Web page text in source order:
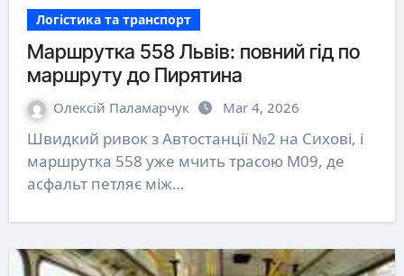
Логістика та транспорт
Маршрутка 558 Львів: повний гід по
маршруту до Пирятина
Олексій Паламарчук Mar 4, 2026
Швидкий ривок з Автостанції №2 на Сихові, і
маршрутка 558 уже мчить трасою М09, де
асфальт петляє між…